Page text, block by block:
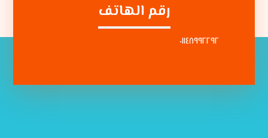
رقم الهاتف
٠١١٤٨٩٩٢٢٩٢